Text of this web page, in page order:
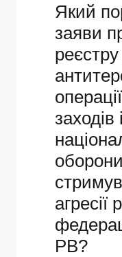
Який
заяви
заходів
агресії
РВ?